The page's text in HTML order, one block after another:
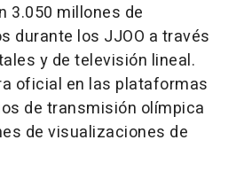
3.050 millones de
durante los JJOO a través
y de televisión lineal.
oficial en las plataformas
de transmisión olímpica
de visualizaciones de